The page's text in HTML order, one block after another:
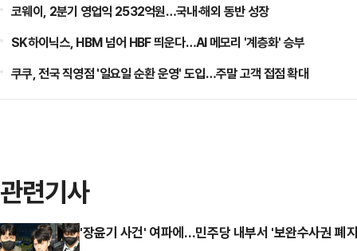
코웨이, 2분기 영업익 2532억원…국내·해외 동반 성장
SK하이닉스, HBM 넘어 HBF 띄운다…AI 메모리 '계층화' 승부
쿠쿠, 전국 직영점 '일요일 순환 운영' 도입…주말 고객 접점 확대
관련기사
'장윤기 사건' 여파에…민주당 내부서 '보완수사권 폐